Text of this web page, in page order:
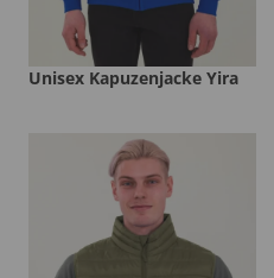
Unisex Kapuzenjacke Yira